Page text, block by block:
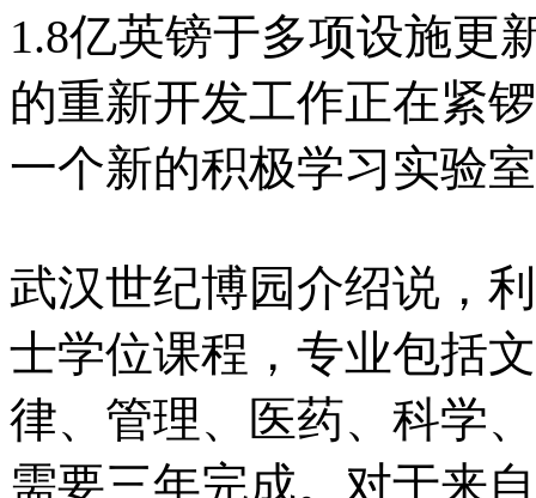
1.8亿英镑于多项设施更
的重新开发工作正在紧
一个新的积极学习实验
武汉世纪博园介绍说，
士学位课程，专业包括
律、管理、医药、科学
需要三年完成。对于来